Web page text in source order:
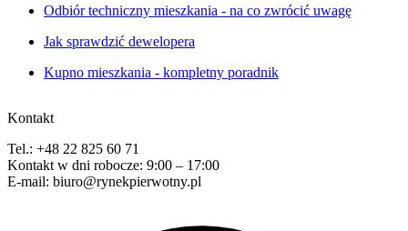
Odbiór techniczny mieszkania - na co zwrócić uwagę
Jak sprawdzić dewelopera
Kupno mieszkania - kompletny poradnik
Kontakt
Tel.: +48 22 825 60 71
Kontakt w dni robocze: 9:00 – 17:00
E-mail: biuro@rynekpierwotny.pl